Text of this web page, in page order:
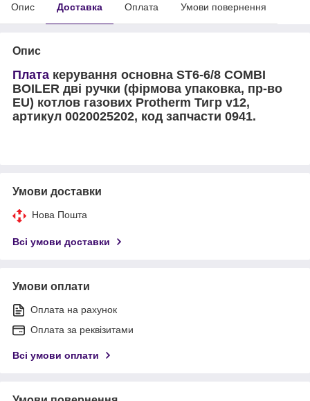
Опис Доставка Оплата Умови повернення
Опис
Плата керування основна ST6-6/8 COMBI
BOILER дві ручки (фірмова упаковка, пр-во
EU) котлов газових Protherm Тигр v12,
артикул 0020025202, код запчасти 0941.
Умови доставки
Нова Пошта
Всі умови доставки
Умови оплати
Оплата на рахунок
Оплата за реквізитами
Всі умови оплати